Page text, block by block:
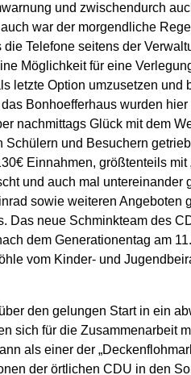
und zwischendurch
war der morgendliche
Telefone seitens der
Möglichkeit für eine
letzte Option umzusetzen und
Bonhoefferhaus wurden
nachmittags Glück mit dem
und Besuchern
Einnahmen, größtenteils mit
und auch mal untereinander
sowie weiteren Angeboten
Das neue Schminkteam des
dem Generationentag am
vom Kinder- und
den gelungen Start in ein
sich für die Zusammenarbeit
als einer der
der örtlichen CDU in den